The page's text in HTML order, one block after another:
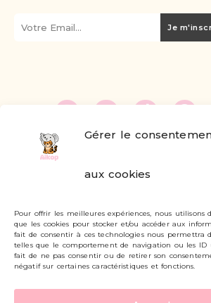
Gérer le
aux cookies
Pour offrir les meilleures expériences, nous utilisons
que les cookies pour stocker et/ou accéder aux
fait de consentir à ces technologies nous permettra
telles que le comportement de navigation ou les ID
fait de ne pas consentir ou de retirer son
négatif sur certaines caractéristiques et fonctions.
Je
Livraisons et retours
Mon compte
Carte cadeau